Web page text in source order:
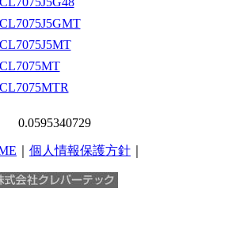
0.0595340729
個人情報保護方針